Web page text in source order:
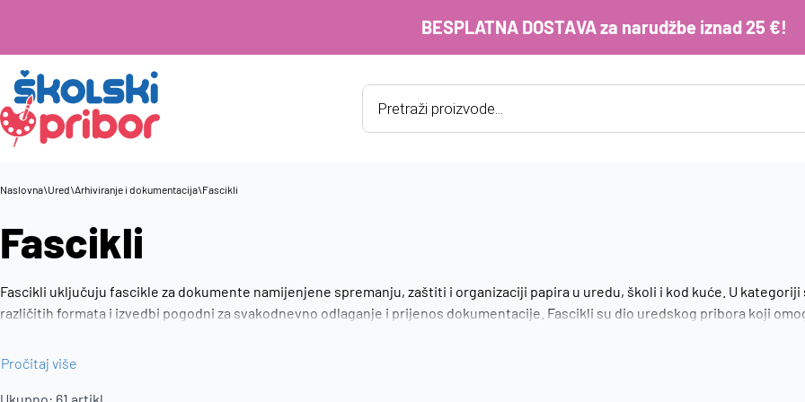
BESPLATNA DOSTAVA za narudžbe iznad 25 €!
Products
search
Naslovna\Ured\Arhiviranje i dokumentacija\Fascikli
Fascikli
Fascikli uključuju fascikle za dokumente namijenjene spremanju, zaštiti i organizaciji papira u uredu, školi i kod kuće. U
različitih formata i izvedbi pogodni za svakodnevno odlaganje i prijenos dokumentacije. Fascikli su dio uredskog pribora koji
Pročitaj više